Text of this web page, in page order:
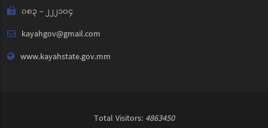
၀၈၃ - ၂၂၂၁၀၄
kayahgov@gmail.com
www.kayahstate.gov.mm
Total Visitors: 4863450